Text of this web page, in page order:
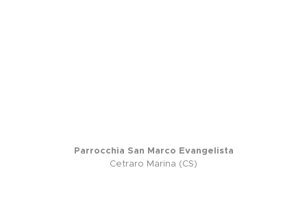
Parrocchia San Marco Evangelista
Cetraro Marina (CS)